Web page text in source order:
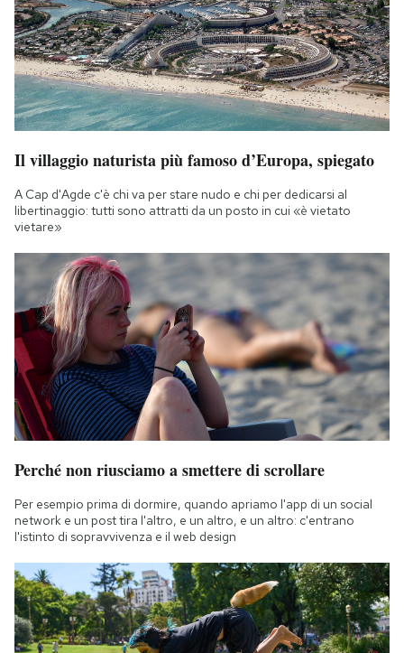
Il villaggio naturista più famoso d’Europa, spiegato
A Cap d'Agde c'è chi va per stare nudo e chi per dedicarsi al
libertinaggio: tutti sono attratti da un posto in cui «è vietato
vietare»
Perché non riusciamo a smettere di scrollare
Per esempio prima di dormire, quando apriamo l'app di un social
network e un post tira l'altro, e un altro, e un altro: c'entrano
l'istinto di sopravvivenza e il web design